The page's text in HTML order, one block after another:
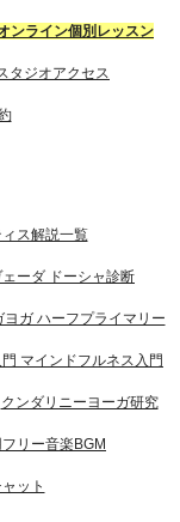
ンライン個別レッスン
タジオアクセス
ィス解説一覧
ーダ ドーシャ診断
ヨガ ハーフプライマリー
マインドフルネス入門
クンダリニーヨーガ研究
リー音楽BGM
ット